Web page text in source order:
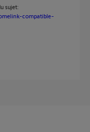
sujet:
compatible-